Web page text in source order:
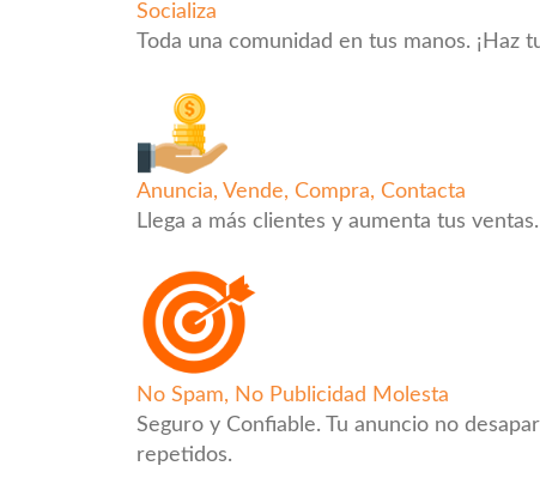
Socializa
Toda una comunidad en tus manos. ¡Haz
Anuncia, Vende, Compra, Contacta
Llega a más clientes y aumenta tus ventas.
No Spam, No Publicidad Molesta
Seguro y Confiable. Tu anuncio no
repetidos.